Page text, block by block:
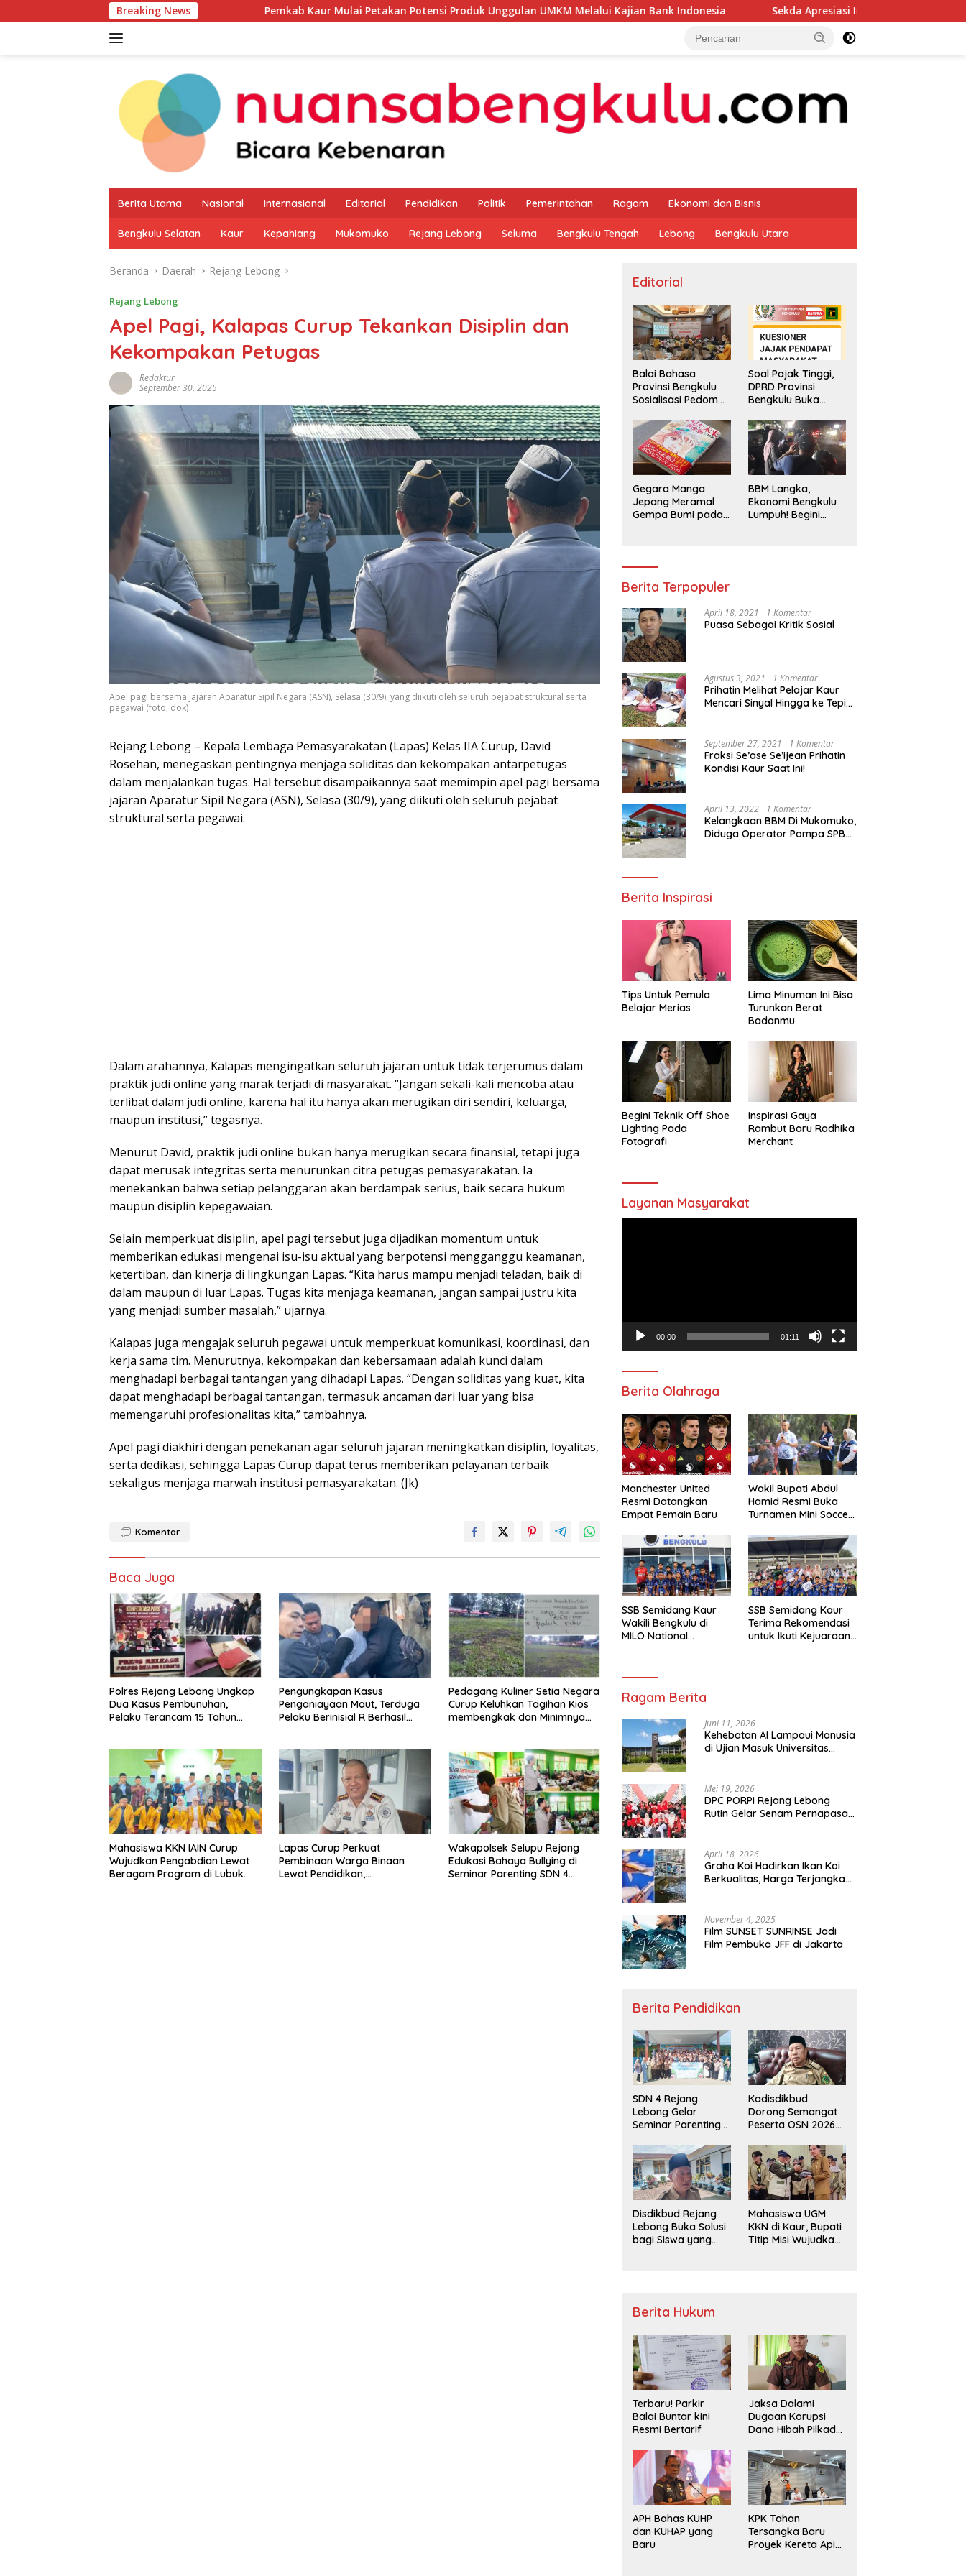
ke
Breaking NewsPemkab Kaur Mulai Petakan Potensi Produk Unggulan UMKM Melalui Kajian Bank Indonesia Sekda Apresiasi Inspektorat Provinsi Bengkulu Dukung
Berita Utama Nasional Internasional Editorial Pendidikan Politik Pemerintahan Ragam Ekonomi dan Bisnis
Bengkulu Selatan Kaur Kepahiang Mukomuko Rejang Lebong Seluma Bengkulu Tengah Lebong Bengkulu Utara
Beranda Daerah Rejang Lebong
Rejang Lebong
Apel Pagi, Kalapas Curup Tekankan Disiplin dan
Kekompakan Petugas
Redaktur
September 30, 2025
Apel pagi bersama jajaran Aparatur Sipil Negara (ASN), Selasa (30/9), yang diikuti oleh seluruh pejabat struktural serta
pegawai (foto; dok)
Rejang Lebong – Kepala Lembaga Pemasyarakatan (Lapas) Kelas IIA Curup, David
Rosehan, menegaskan pentingnya menjaga soliditas dan kekompakan antarpetugas
dalam menjalankan tugas. Hal tersebut disampaikannya saat memimpin apel pagi bersama
jajaran Aparatur Sipil Negara (ASN), Selasa (30/9), yang diikuti oleh seluruh pejabat
struktural serta pegawai.
Dalam arahannya, Kalapas mengingatkan seluruh jajaran untuk tidak terjerumus dalam
praktik judi online yang marak terjadi di masyarakat. “Jangan sekali-kali mencoba atau
terlibat dalam judi online, karena hal itu hanya akan merugikan diri sendiri, keluarga,
maupun institusi,” tegasnya.
Menurut David, praktik judi online bukan hanya merugikan secara finansial, tetapi juga
dapat merusak integritas serta menurunkan citra petugas pemasyarakatan. Ia
menekankan bahwa setiap pelanggaran akan berdampak serius, baik secara hukum
maupun disiplin kepegawaian.
Selain memperkuat disiplin, apel pagi tersebut juga dijadikan momentum untuk
memberikan edukasi mengenai isu-isu aktual yang berpotensi mengganggu keamanan,
ketertiban, dan kinerja di lingkungan Lapas. “Kita harus mampu menjadi teladan, baik di
dalam maupun di luar Lapas. Tugas kita menjaga keamanan, jangan sampai justru kita
yang menjadi sumber masalah,” ujarnya.
Kalapas juga mengajak seluruh pegawai untuk memperkuat komunikasi, koordinasi, dan
kerja sama tim. Menurutnya, kekompakan dan kebersamaan adalah kunci dalam
menghadapi berbagai tantangan yang dihadapi Lapas. “Dengan soliditas yang kuat, kita
dapat menghadapi berbagai tantangan, termasuk ancaman dari luar yang bisa
memengaruhi profesionalitas kita,” tambahnya.
Apel pagi diakhiri dengan penekanan agar seluruh jajaran meningkatkan disiplin, loyalitas,
serta dedikasi, sehingga Lapas Curup dapat terus memberikan pelayanan terbaik
sekaligus menjaga marwah institusi pemasyarakatan. (Jk)
Komentar
Baca Juga
Polres Rejang Lebong Ungkap
Dua Kasus Pembunuhan,
Pelaku Terancam 15 Tahun
Pengungkapan Kasus
Penganiayaan Maut, Terduga
Pelaku Berinisial R Berhasil
Pedagang Kuliner Setia Negara
Curup Keluhkan Tagihan Kios
membengkak dan Minimnya
Mahasiswa KKN IAIN Curup
Wujudkan Pengabdian Lewat
Beragam Program di Lubuk
Lapas Curup Perkuat
Pembinaan Warga Binaan
Lewat Pendidikan,
Wakapolsek Selupu Rejang
Edukasi Bahaya Bullying di
Seminar Parenting SDN 4
Editorial
Balai Bahasa
Provinsi Bengkulu
Sosialisasi Pedoman
Penggunaan
Bahasa Indonesia
Soal Pajak Tinggi,
DPRD Provinsi
Bengkulu Buka
Pengaduan
Masyarakat
Gegara Manga
Jepang Meramal
Gempa Bumi pada
BBM Langka,
Ekonomi Bengkulu
Lumpuh! Begini
Berita Terpopuler
April 18, 2021 1 Komentar
Puasa Sebagai Kritik Sosial
Agustus 3, 2021 1 Komentar
Prihatin Melihat Pelajar Kaur
Mencari Sinyal Hingga ke Tepi
Segera Bertindak
September 27, 2021 1 Komentar
Fraksi Se’ase Se’ijean Prihatin
Kondisi Kaur Saat Ini!
April 13, 2022 1 Komentar
Kelangkaan BBM Di Mukomuko,
Diduga Operator Pompa SPBU
Berita Inspirasi
Tips Untuk Pemula
Belajar Merias
Lima Minuman Ini Bisa
Turunkan Berat
Badanmu
Begini Teknik Off Shoe
Lighting Pada
Fotografi
Inspirasi Gaya
Rambut Baru Radhika
Merchant
Layanan Masyarakat
00:00 01:11
Berita Olahraga
Manchester United
Resmi Datangkan
Empat Pemain Baru
Wakil Bupati Abdul
Hamid Resmi Buka
Turnamen Mini Soccer
SSB Semidang Kaur
Wakili Bengkulu di
MILO National
SSB Semidang Kaur
Terima Rekomendasi
untuk Ikuti Kejuaraan
Ragam Berita
Juni 11, 2026
Kehebatan AI Lampaui Manusia
di Ujian Masuk Universitas
Mei 19, 2026
DPC PORPI Rejang Lebong
Rutin Gelar Senam Pernapasan
April 18, 2026
Graha Koi Hadirkan Ikan Koi
Berkualitas, Harga Terjangkau
November 4, 2025
Film SUNSET SUNRINSE Jadi
Film Pembuka JFF di Jakarta
Berita Pendidikan
SDN 4 Rejang
Lebong Gelar
Seminar Parenting
Bullying,
Kadisdikbud: Patut
Jadi Contoh
Kadisdikbud
Dorong Semangat
Peserta OSN 2026
Disdikbud Rejang
Lebong Buka Solusi
bagi Siswa yang
Mahasiswa UGM
KKN di Kaur, Bupati
Titip Misi Wujudkan
Berita Hukum
Terbaru! Parkir
Balai Buntar kini
Resmi Bertarif
Jaksa Dalami
Dugaan Korupsi
Dana Hibah Pilkada
Kaur
APH Bahas KUHP
dan KUHAP yang
Baru
KPK Tahan
Tersangka Baru
Proyek Kereta Api